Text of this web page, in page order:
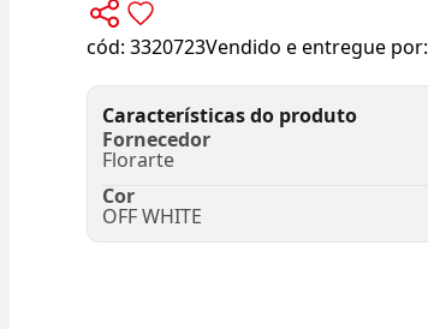
cód: 3320723Vendido e entregue por:
Características do produto
Fornecedor
Florarte
Cor
OFF WHITE